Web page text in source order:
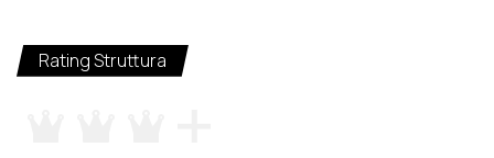
Rating Struttura